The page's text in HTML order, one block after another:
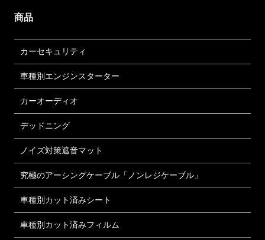
商品
カーセキュリティ
車種別エンジンスターター
カーオーディオ
デッドニング
ノイズ対策遮音マット
究極のアーシングケーブル「ノンレジケーブル」
車種別カット済みシート
車種別カット済みフィルム